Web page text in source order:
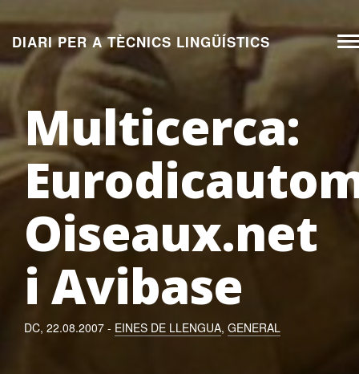
contingut
DIARI PER A TÈCNICS LINGÜÍSTICS
Multicerca:
Oiseaux.net
i Avibase
DC, 22.08.2007 - EINES DE LLENGUA, GENERAL